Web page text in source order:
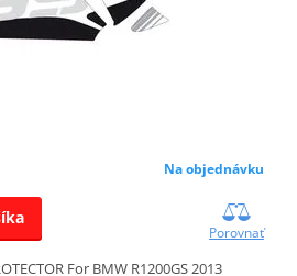
Na objednávku
Porovnať
For BMW R1200GS 2013